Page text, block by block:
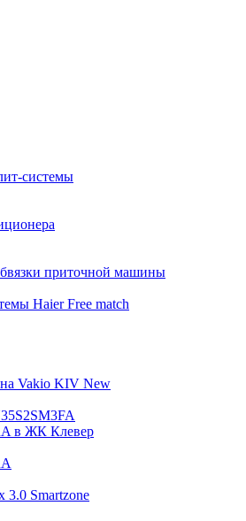
системы
приточной машины
Haier Free match
Vakio KIV New
в ЖК Клевер
3.0 Smartzone